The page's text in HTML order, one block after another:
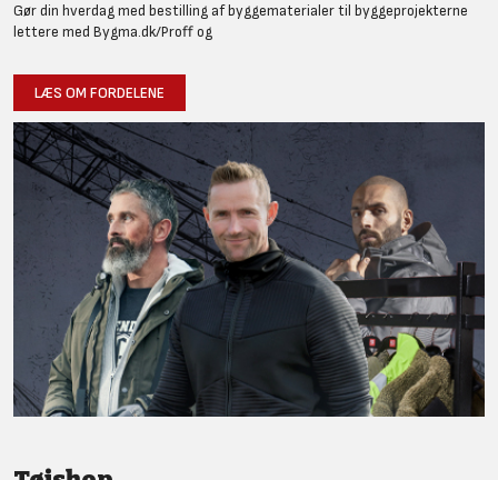
Gør din hverdag med bestilling af byggematerialer til byggeprojekterne
lettere med Bygma.dk/Proff og
LÆS OM FORDELENE